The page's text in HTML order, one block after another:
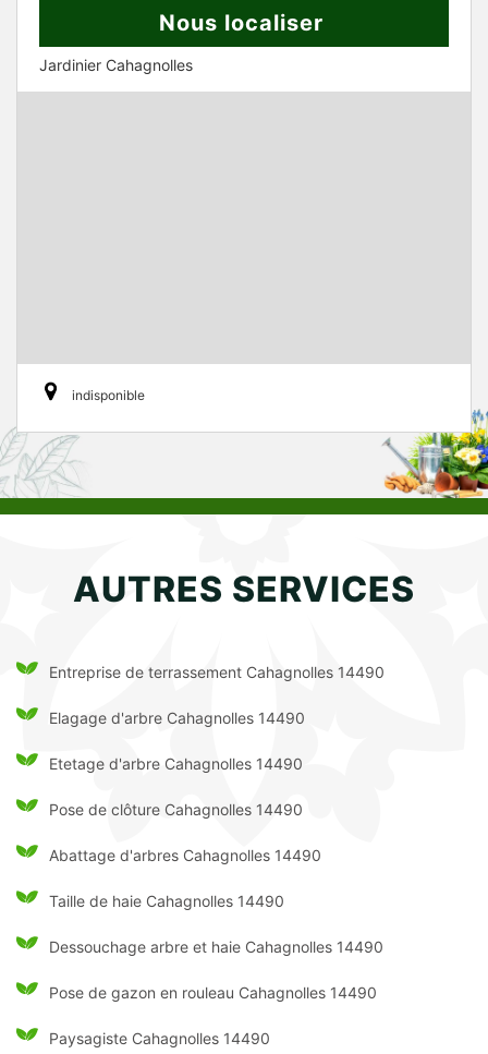
Nous localiser
Jardinier Cahagnolles
indisponible
AUTRES SERVICES
Entreprise de terrassement Cahagnolles 14490
Elagage d'arbre Cahagnolles 14490
Etetage d'arbre Cahagnolles 14490
Pose de clôture Cahagnolles 14490
Abattage d'arbres Cahagnolles 14490
Taille de haie Cahagnolles 14490
Dessouchage arbre et haie Cahagnolles 14490
Pose de gazon en rouleau Cahagnolles 14490
Paysagiste Cahagnolles 14490